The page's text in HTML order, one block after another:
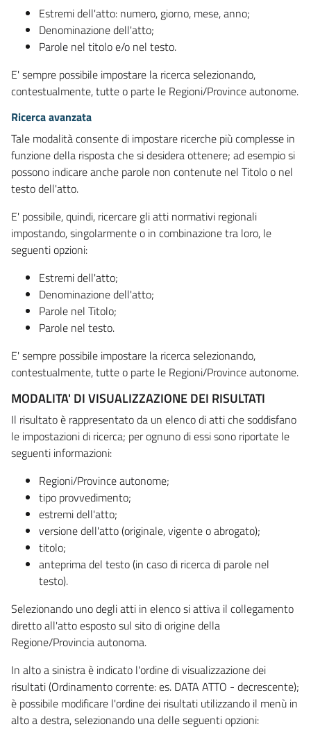
Estremi dell'atto: numero, giorno, mese, anno;
Denominazione dell'atto;
Parole nel titolo e/o nel testo.
E' sempre possibile impostare la ricerca selezionando,
contestualmente, tutte o parte le Regioni/Province autonome.
Ricerca avanzata
Tale modalità consente di impostare ricerche più complesse in
funzione della risposta che si desidera ottenere; ad esempio si
possono indicare anche parole non contenute nel Titolo o nel
testo dell'atto.
E' possibile, quindi, ricercare gli atti normativi regionali
impostando, singolarmente o in combinazione tra loro, le
seguenti opzioni:
Estremi dell'atto;
Denominazione dell'atto;
Parole nel Titolo;
Parole nel testo.
E' sempre possibile impostare la ricerca selezionando,
contestualmente, tutte o parte le Regioni/Province autonome.
MODALITA' DI VISUALIZZAZIONE DEI RISULTATI
Il risultato è rappresentato da un elenco di atti che soddisfano
le impostazioni di ricerca; per ognuno di essi sono riportate le
seguenti informazioni:
Regioni/Province autonome;
tipo provvedimento;
estremi dell'atto;
versione dell'atto (originale, vigente o abrogato);
titolo;
anteprima del testo (in caso di ricerca di parole nel
testo).
Selezionando uno degli atti in elenco si attiva il collegamento
diretto all'atto esposto sul sito di origine della
Regione/Provincia autonoma.
In alto a sinistra è indicato l'ordine di visualizzazione dei
risultati (Ordinamento corrente: es. DATA ATTO - decrescente);
è possibile modificare l'ordine dei risultati utilizzando il menù in
alto a destra, selezionando una delle seguenti opzioni: